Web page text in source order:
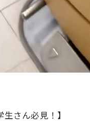
さん必見！】